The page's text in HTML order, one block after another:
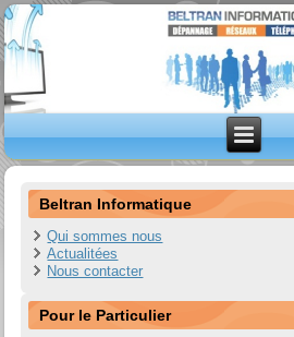
Beltran Informatique
Qui sommes nous
Actualitées
Nous contacter
Pour le Particulier